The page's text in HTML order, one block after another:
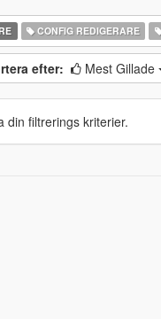
CONFIG REDIGERARE
efter: Mest Gillade
din filtrerings kriterier.